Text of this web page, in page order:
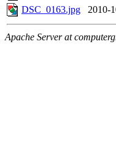
DSC_0163.jpg
2010-
Apache Server at